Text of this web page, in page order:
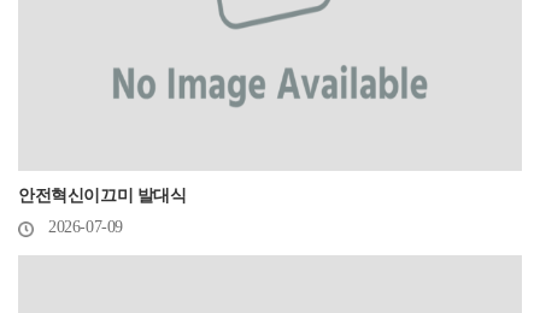
안전혁신이끄미 발대식
2026-07-09